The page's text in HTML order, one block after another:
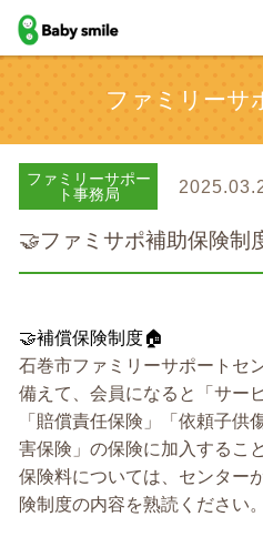
baby smile
ファミリーサ
ファミリーサポー
ト事務局
🤝ファミサポ補助保険制
🤝補償保険制度🏠
石巻市ファミリーサポートセ
備えて、会員になると「サー
「賠償責任保険」「依頼子供
害保険」の保険に加入するこ
保険料については、センター
険制度の内容を熟読ください。